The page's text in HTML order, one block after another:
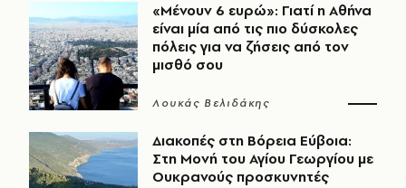
«Μένουν 6 ευρώ»: Γιατί η Αθήνα
είναι μία από τις πιο δύσκολες
πόλεις για να ζήσεις από τον
μισθό σου
Λουκάς Βελιδάκης
Διακοπές στη Βόρεια Εύβοια:
Στη Μονή του Αγίου Γεωργίου με
Ουκρανούς προσκυνητές